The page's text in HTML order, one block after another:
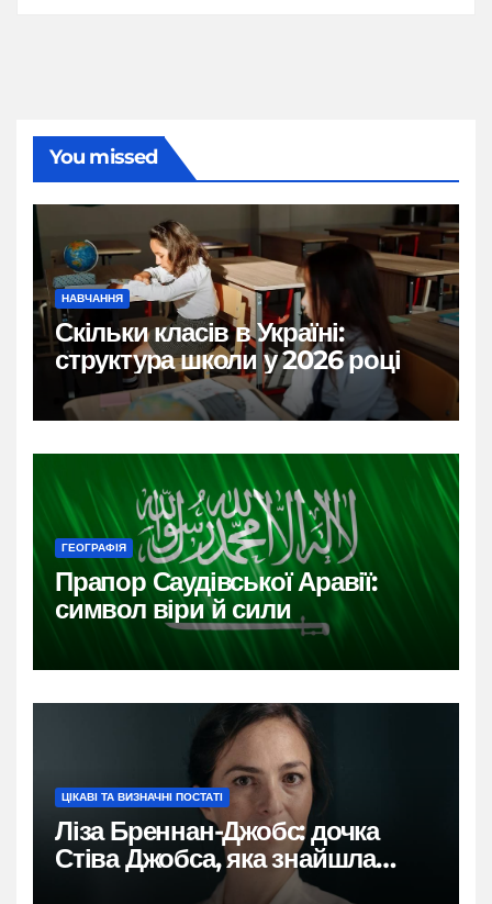
You missed
НАВЧАННЯ
Скільки класів в Україні:
структура школи у 2026 році
ГЕОГРАФІЯ
Прапор Саудівської Аравії:
символ віри й сили
ЦІКАВІ ТА ВИЗНАЧНІ ПОСТАТІ
Ліза Бреннан-Джобс: дочка
Стіва Джобса, яка знайшла
власний голос